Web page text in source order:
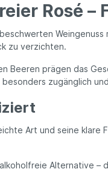
Rosé –
zu verzichten.
Beeren prägen das
zugänglich
Art und seine klare
Alternative –